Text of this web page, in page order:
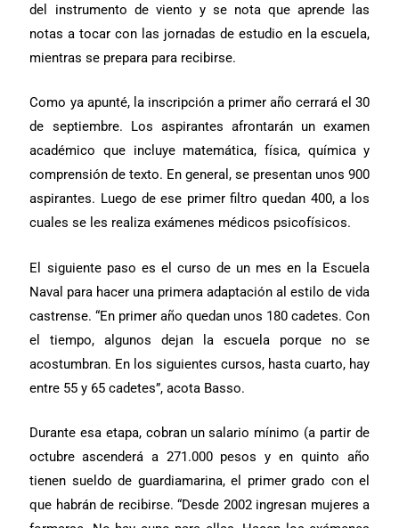
del instrumento de viento y se nota que aprende las
notas a tocar con las jornadas de estudio en la escuela,
mientras se prepara para recibirse.
Como ya apunté, la inscripción a primer año cerrará el 30
de septiembre. Los aspirantes afrontarán un examen
académico que incluye matemática, física, química y
comprensión de texto. En general, se presentan unos 900
aspirantes. Luego de ese primer filtro quedan 400, a los
cuales se les realiza exámenes médicos psicofísicos.
El siguiente paso es el curso de un mes en la Escuela
Naval para hacer una primera adaptación al estilo de vida
castrense. “En primer año quedan unos 180 cadetes. Con
el tiempo, algunos dejan la escuela porque no se
acostumbran. En los siguientes cursos, hasta cuarto, hay
entre 55 y 65 cadetes”, acota Basso.
Durante esa etapa, cobran un salario mínimo (a partir de
octubre ascenderá a 271.000 pesos y en quinto año
tienen sueldo de guardiamarina, el primer grado con el
que habrán de recibirse. “Desde 2002 ingresan mujeres a